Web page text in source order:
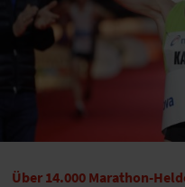
Über 14.000 Marathon-